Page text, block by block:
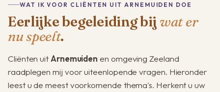
WAT IK VOOR CLIËNTEN UIT ARNEMUIDEN DOE
Eerlijke begeleiding bij wat er
nu speelt.
Cliënten uit Arnemuiden en omgeving Zeeland
raadplegen mij voor uiteenlopende vragen. Hieronder
leest u de meest voorkomende thema's. Herkent u uw